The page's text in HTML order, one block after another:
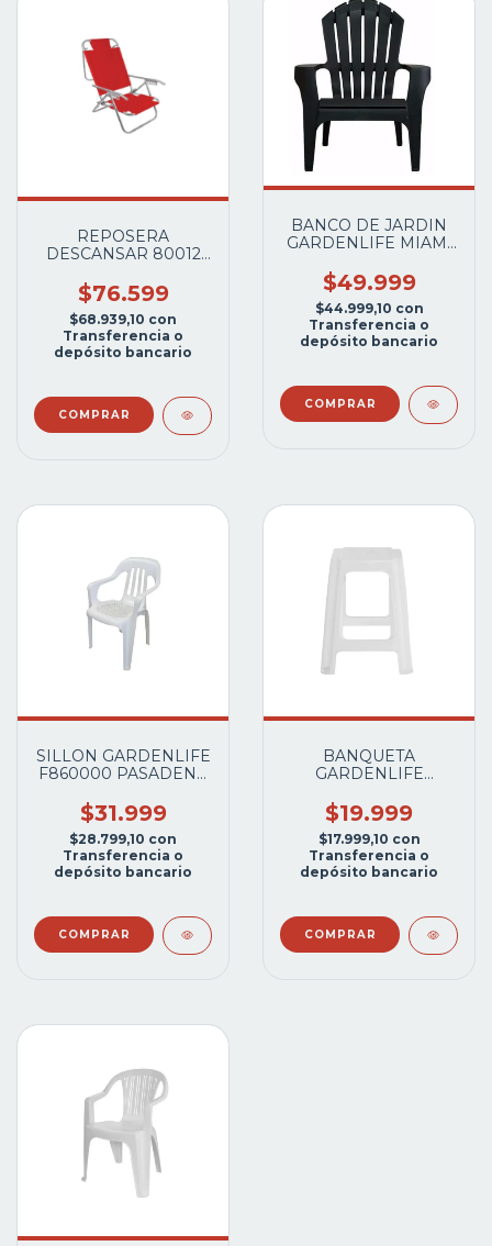
REPOSERA
DESCANSAR 80012
$76.599
$68.939,10 con
Transferencia o
depósito bancario
BANCO DE JARDIN
GARDENLIFE MIAMI
$49.999
$44.999,10 con
Transferencia o
depósito bancario
SILLON GARDENLIFE
F860000 PASADENA
$31.999
$28.799,10 con
Transferencia o
depósito bancario
BANQUETA
GARDENLIFE
ACERO BLANCA
$19.999
$17.999,10 con
Transferencia o
depósito bancario